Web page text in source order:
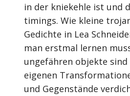
in der kniekehle ist und
timings. Wie kleine
Gedichte in Lea
man erstmal lernen
ungefähren objekte
eigenen
und Gegenstände